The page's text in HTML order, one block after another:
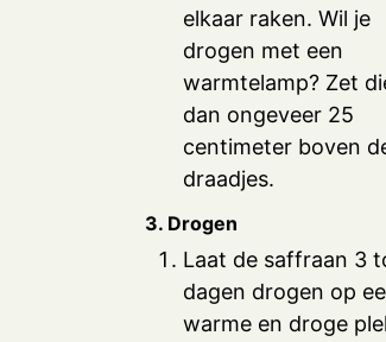
elkaar raken. Wil je
drogen met een
warmtelamp? Zet
dan ongeveer 25
centimeter boven
draadjes.
3. Drogen
Laat de saffraan 3
dagen drogen op
warme en droge